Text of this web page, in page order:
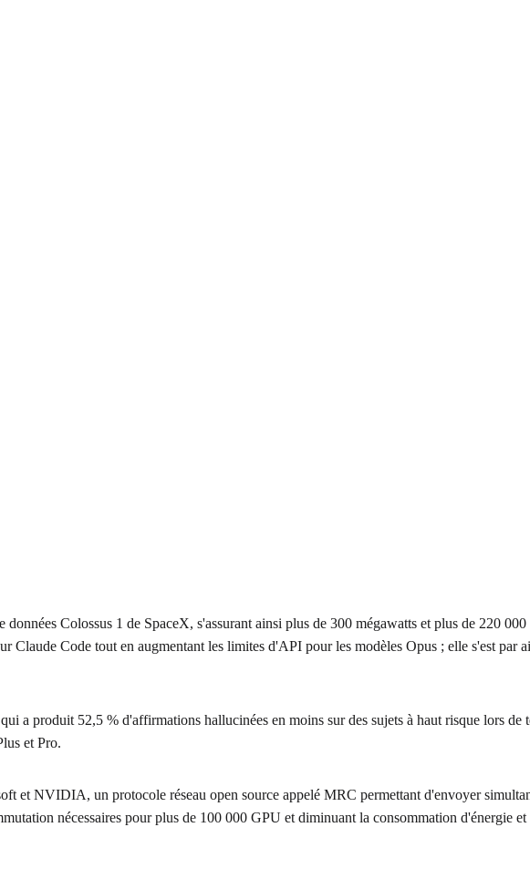
Colossus 1 de SpaceX, s'assurant ainsi plus de 300 mégawatts et plus de 220
Claude Code tout en augmentant les limites d'API pour les modèles Opus ; elle s'est par
a produit 52,5 % d'affirmations hallucinées en moins sur des sujets à haut risque lors de
et Pro.
NVIDIA, un protocole réseau open source appelé MRC permettant d'envoyer
nécessaires pour plus de 100 000 GPU et diminuant la consommation d'énergie